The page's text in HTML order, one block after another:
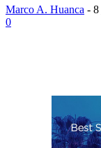
Marco A. Huanca - 8
0